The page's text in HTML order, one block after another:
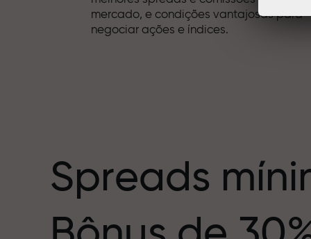
mercado, e condições vantajosas para
negociar ações e índices.
compartilham os mesmos valores. Aleš
Loprais traz energia e disciplina para o
Spreads